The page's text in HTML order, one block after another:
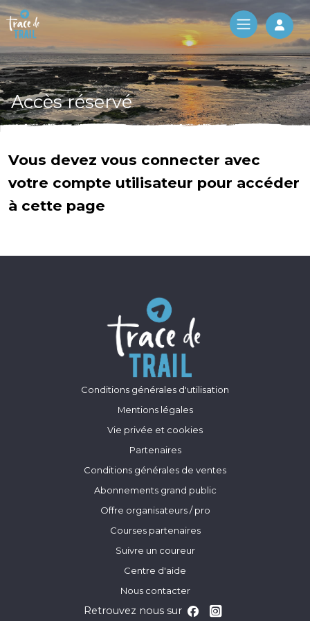
Log
Accès réservé
Vous devez vous connecter avec
votre compte utilisateur pour accéder
à cette page
Conditions générales d'utilisation
Mentions légales
Vie privée et cookies
Partenaires
Conditions générales de ventes
Abonnements grand public
Offre organisateurs / pro
Courses partenaires
Suivre un coureur
Centre d'aide
Nous contacter
Retrouvez nous sur